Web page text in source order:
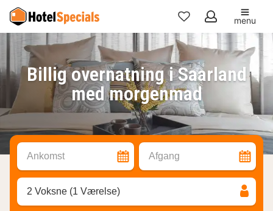
Mine
favoritter
menu
Billig overnatning i Saarland
med morgenmad
Ankomst Afgang
2 Voksne (1 Værelse)